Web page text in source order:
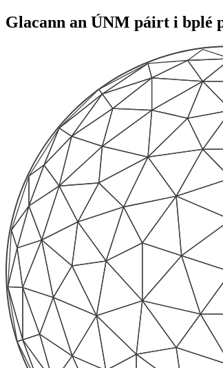
Glacann an ÚNM páirt i bplé